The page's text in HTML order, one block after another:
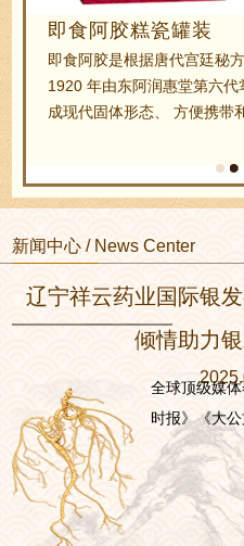
即食阿胶糕瓷罐装
即食阿胶是根据唐代宫廷秘
1920 年由东阿润惠堂第六
成现代固体形态、 方便携带
仁、桂圆肉、绍酒、冰糖等
新闻中心 / News Center
辽宁祥云药业国际银
倾情助力
全球顶级媒
时报》《大